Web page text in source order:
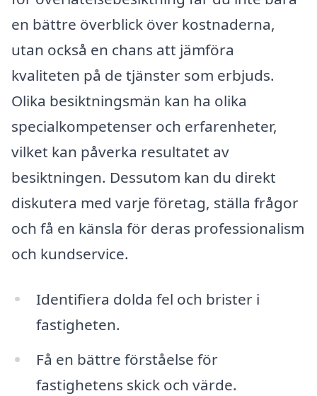
en bättre överblick över kostnaderna,
utan också en chans att jämföra
kvaliteten på de tjänster som erbjuds.
Olika besiktningsmän kan ha olika
specialkompetenser och erfarenheter,
vilket kan påverka resultatet av
besiktningen. Dessutom kan du direkt
diskutera med varje företag, ställa frågor
och få en känsla för deras professionalism
och kundservice.
Identifiera dolda fel och brister i
fastigheten.
Få en bättre förståelse för
fastighetens skick och värde.